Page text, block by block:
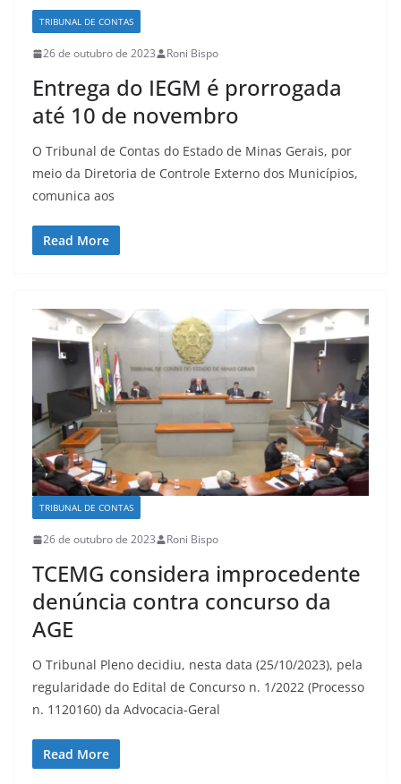
TRIBUNAL DE CONTAS
26 de outubro de 2023 Roni Bispo
Entrega do IEGM é prorrogada
até 10 de novembro
O Tribunal de Contas do Estado de Minas Gerais, por
meio da Diretoria de Controle Externo dos Municípios,
comunica aos
Read More
TRIBUNAL DE CONTAS
26 de outubro de 2023 Roni Bispo
TCEMG considera improcedente
denúncia contra concurso da
AGE
O Tribunal Pleno decidiu, nesta data (25/10/2023), pela
regularidade do Edital de Concurso n. 1/2022 (Processo
n. 1120160) da Advocacia-Geral
Read More